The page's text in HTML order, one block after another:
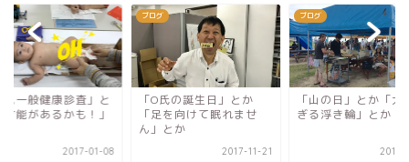
」と
！」
ブログ
「O氏の誕生日」とか
「足を向けて眠れませ
ブログ
「山の日」とか「大き過
ぎる浮き輪」とか
ブログ
未定